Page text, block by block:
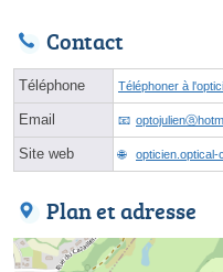
Contact
Téléphone Téléphoner à
Email
Site web
Plan et adresse